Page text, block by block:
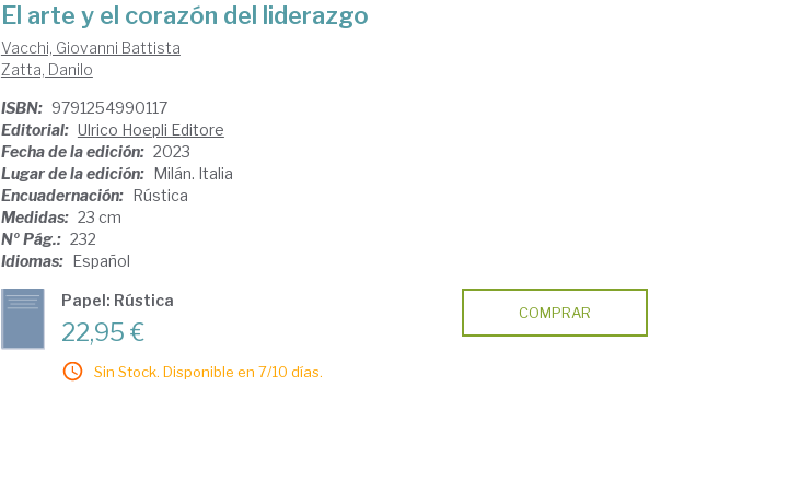
El arte y el corazón del liderazgo
Vacchi, Giovanni Battista
Zatta, Danilo
ISBN: 9791254990117
Editorial: Ulrico Hoepli Editore
Fecha de la edición: 2023
Lugar de la edición: Milán. Italia
Encuadernación: Rústica
Medidas: 23 cm
Nº Pág.: 232
Idiomas: Español
Papel: Rústica
22,95 €
Sin Stock. Disponible en 7/10 días.
COMPRAR